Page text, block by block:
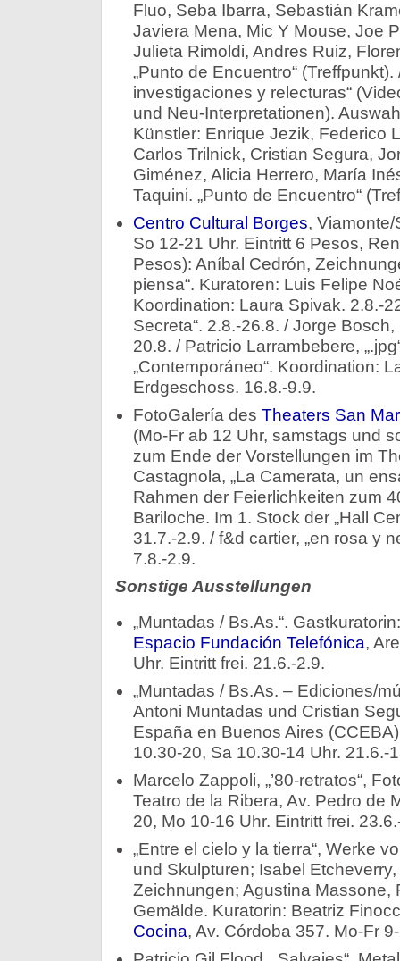
Fluo, Seba Ibarra, Sebastián
Javiera Mena, Mic Y Mouse, Joe
Julieta Rimoldi, Andres Ruiz,
„Punto de Encuentro“
investigaciones y relecturas“
und Neu-Interpretationen).
Künstler: Enrique Jezik, Federico
Carlos Trilnick, Cristian Segura,
Giménez, Alicia Herrero, María
Taquini. „Punto de Encuentro“
Centro Cultural Borges,
So 12-21 Uhr. Eintritt 6 Pesos,
Pesos): Aníbal Cedrón,
piensa“. Kuratoren: Luis Felipe
Koordination: Laura Spivak. 2.8.-
Secreta“. 2.8.-26.8. / Jorge
20.8. / Patricio Larrambebere,
„Contemporáneo“. Koordination:
Erdgeschoss. 16.8.-9.9.
FotoGalería des Theaters San
(Mo-Fr ab 12 Uhr, samstags und
zum Ende der Vorstellungen im
Castagnola, „La Camerata, un
Rahmen der Feierlichkeiten zum
Bariloche. Im 1. Stock der „Hall
31.7.-2.9. / f&d cartier, „en rosa y
7.8.-2.9.
Sonstige Ausstellungen
„Muntadas / Bs.As.“.
Espacio Fundación Telefónica,
Uhr. Eintritt frei. 21.6.-2.9.
„Muntadas / Bs.As. – Ediciones/
Antoni Muntadas und Cristian
España en Buenos Aires
10.30-20, Sa 10.30-14 Uhr. 21.6.-
Marcelo Zappoli, „’80-retratos“,
Teatro de la Ribera, Av. Pedro de
20, Mo 10-16 Uhr. Eintritt frei.
„Entre el cielo y la tierra“, Werke
und Skulpturen; Isabel
Zeichnungen; Agustina Massone,
Gemälde. Kuratorin: Beatriz
Cocina, Av. Córdoba 357. Mo-Fr